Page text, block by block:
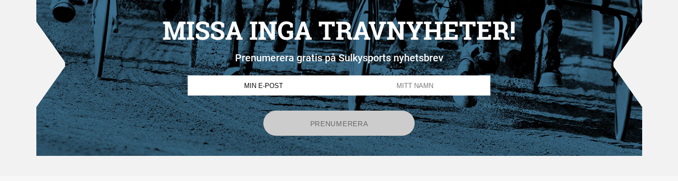
MISSA INGA TRAVNYHETER!
Prenumerera gratis på Sulkysports nyhetsbrev